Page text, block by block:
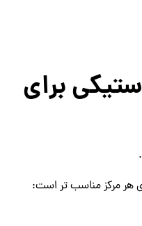
برای
هر مرکز مناسب‌ تر است: